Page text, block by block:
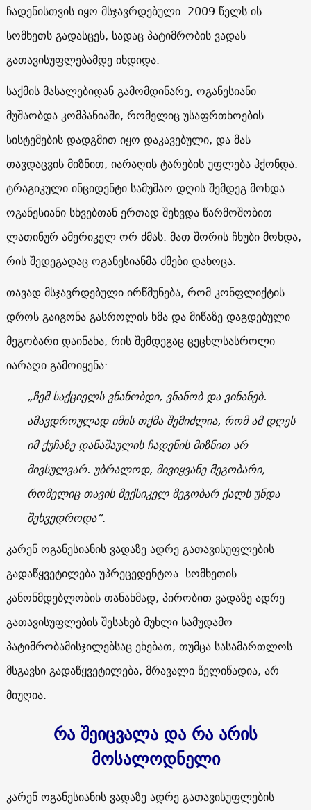
ჩადენისთვის იყო მსჯავრდებული. 2009 წელს ის
სომხეთს გადასცეს, სადაც პატიმრობის ვადას
გათავისუფლებამდე იხდიდა.
საქმის მასალებიდან გამომდინარე, ოგანესიანი
მუშაობდა კომპანიაში, რომელიც უსაფრთხოების
სისტემების დადგმით იყო დაკავებული, და მას
თავდაცვის მიზნით, იარაღის ტარების უფლება ჰქონდა.
ტრაგიკული ინციდენტი სამუშაო დღის შემდეგ მოხდა.
ოგანესიანი სხვებთან ერთად შეხვდა წარმოშობით
ლათინურ ამერიკელ ორ ძმას. მათ შორის ჩხუბი მოხდა,
რის შედეგადაც ოგანესიანმა ძმები დახოცა.
თავად მსჯავრდებული ირწმუნება, რომ კონფლიქტის
დროს გაიგონა გასროლის ხმა და მიწაზე დაგდებული
მეგობარი დაინახა, რის შემდეგაც ცეცხლსასროლი
იარაღი გამოიყენა:
„ჩემ საქციელს ვნანობდი, ვნანობ და ვინანებ.
ამავდროულად იმის თქმა შემიძლია, რომ ამ დღეს
იმ ქუჩაზე დანაშაულის ჩადენის მიზნით არ
მივსულვარ. უბრალოდ, მივიყვანე მეგობარი,
რომელიც თავის მექსიკელ მეგობარ ქალს უნდა
შეხვედროდა“.
კარენ ოგანესიანის ვადაზე ადრე გათავისუფლების
გადაწყვეტილება უპრეცედენტოა. სომხეთის
კანონმდებლობის თანახმად, პირობით ვადაზე ადრე
გათავისუფლების შესახებ მუხლი სამუდამო
პატიმრობამისჯილებსაც ეხებათ, თუმცა სასამართლოს
მსგავსი გადაწყვეტილება, მრავალი წელიწადია, არ
მიუღია.
რა შეიცვალა და რა არის
მოსალოდნელი
კარენ ოგანესიანის ვადაზე ადრე გათავისუფლების